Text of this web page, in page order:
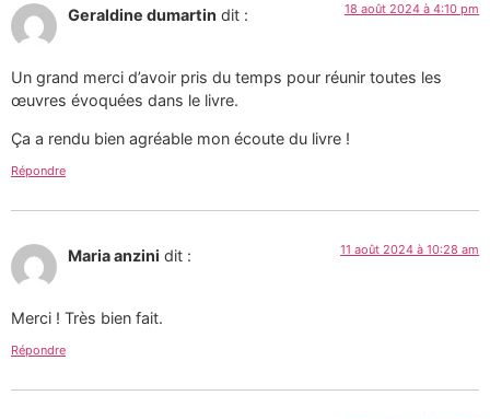
Geraldine dumartin dit : 18 août 2024 à 4:10 pm
Un grand merci d’avoir pris du temps pour réunir toutes les
œuvres évoquées dans le livre.
Ça a rendu bien agréable mon écoute du livre !
Répondre
Maria anzini dit : 11 août 2024 à 10:28 am
Merci ! Très bien fait.
Répondre